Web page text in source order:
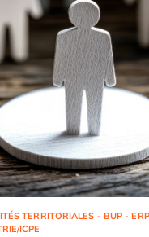
TERRITORIALES - BUP -
ICPE